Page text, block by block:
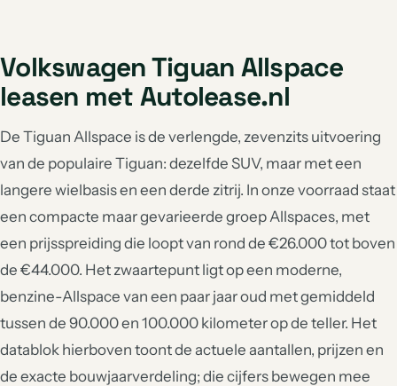
Volkswagen Tiguan Allspace
leasen met Autolease.nl
De Tiguan Allspace is de verlengde, zevenzits uitvoering
van de populaire Tiguan: dezelfde SUV, maar met een
langere wielbasis en een derde zitrij. In onze voorraad staat
een compacte maar gevarieerde groep Allspaces, met
een prijsspreiding die loopt van rond de €26.000 tot boven
de €44.000. Het zwaartepunt ligt op een moderne,
benzine-Allspace van een paar jaar oud met gemiddeld
tussen de 90.000 en 100.000 kilometer op de teller. Het
datablok hierboven toont de actuele aantallen, prijzen en
de exacte bouwjaarverdeling; die cijfers bewegen mee